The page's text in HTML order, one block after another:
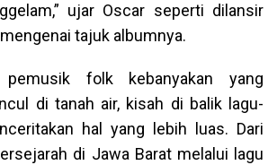
ujar Oscar seperti dilansir
tajuk albumnya.
folk kebanyakan yang
di tanah air, kisah di balik lagu-
hal yang lebih luas. Dari
di Jawa Barat melalui lagu